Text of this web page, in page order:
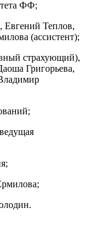
ФФ;
Евгений Теплов,
(ассистент);
страхующий),
Григорьева,